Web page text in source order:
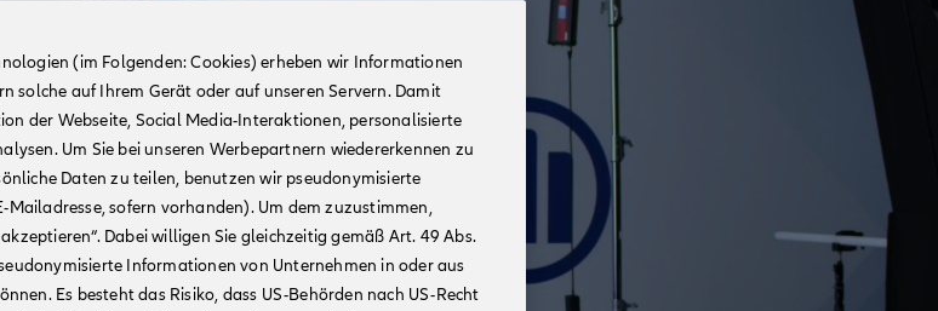
(im Folgenden: Cookies) erheben wir Informationen
solche auf Ihrem Gerät oder auf unseren Servern. Damit
der Webseite, Social Media-Interaktionen, personalisierte
Um Sie bei unseren Werbepartnern wiedererkennen zu
Daten zu teilen, benutzen wir pseudonymisierte
Mailadresse, sofern vorhanden). Um dem zuzustimmen,
Dabei willigen Sie gleichzeitig gemäß Art. 49 Abs.
Informationen von Unternehmen in oder aus
Es besteht das Risiko, dass US-Behörden nach US-Recht